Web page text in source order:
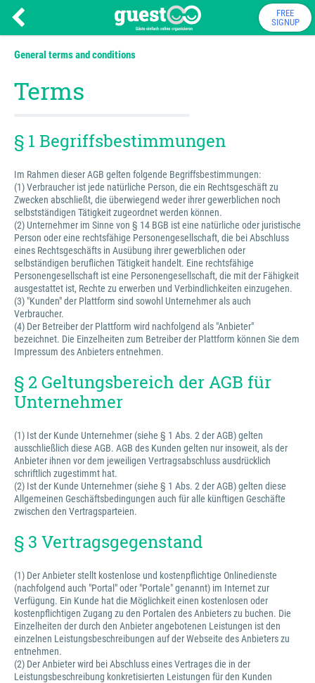
FREE
SIGNUP
General terms and conditions
Terms
§ 1 Begriffsbestimmungen
Im Rahmen dieser AGB gelten folgende Begriffsbestimmungen:
(1) Verbraucher ist jede natürliche Person, die ein Rechtsgeschäft zu
Zwecken abschließt, die überwiegend weder ihrer gewerblichen noch
selbstständigen Tätigkeit zugeordnet werden können.
(2) Unternehmer im Sinne von § 14 BGB ist eine natürliche oder juristische
Person oder eine rechtsfähige Personengesellschaft, die bei Abschluss
eines Rechtsgeschäfts in Ausübung ihrer gewerblichen oder
selbständigen beruflichen Tätigkeit handelt. Eine rechtsfähige
Personengesellschaft ist eine Personengesellschaft, die mit der Fähigkeit
ausgestattet ist, Rechte zu erwerben und Verbindlichkeiten einzugehen.
(3) "Kunden" der Plattform sind sowohl Unternehmer als auch
Verbraucher.
(4) Der Betreiber der Plattform wird nachfolgend als "Anbieter"
bezeichnet. Die Einzelheiten zum Betreiber der Plattform können Sie dem
Impressum des Anbieters entnehmen.
§ 2 Geltungsbereich der AGB für
Unternehmer
(1) Ist der Kunde Unternehmer (siehe § 1 Abs. 2 der AGB) gelten
ausschließlich diese AGB. AGB des Kunden gelten nur insoweit, als der
Anbieter ihnen vor dem jeweiligen Vertragsabschluss ausdrücklich
schriftlich zugestimmt hat.
(2) Ist der Kunde Unternehmer (siehe § 1 Abs. 2 der AGB) gelten diese
Allgemeinen Geschäftsbedingungen auch für alle künftigen Geschäfte
zwischen den Vertragsparteien.
§ 3 Vertragsgegenstand
(1) Der Anbieter stellt kostenlose und kostenpflichtige Onlinedienste
(nachfolgend auch "Portal" oder "Portale" genannt) im Internet zur
Verfügung. Ein Kunde hat die Möglichkeit einen kostenlosen oder
kostenpflichtigen Zugang zu den Portalen des Anbieters zu buchen. Die
Einzelheiten der durch den Anbieter angebotenen Leistungen ist den
einzelnen Leistungsbeschreibungen auf der Webseite des Anbieters zu
entnehmen.
(2) Der Anbieter wird bei Abschluss eines Vertrages die in der
Leistungsbeschreibung konkretisierten Leistungen für den Kunden